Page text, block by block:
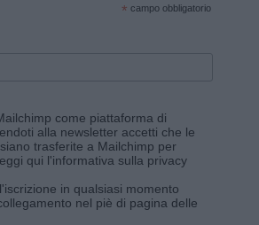
* campo obbligatorio
come piattaforma di
alla newsletter accetti che le
trasferite a Mailchimp per
qui l'informativa sulla privacy
in qualsiasi momento
nel piè di pagina delle